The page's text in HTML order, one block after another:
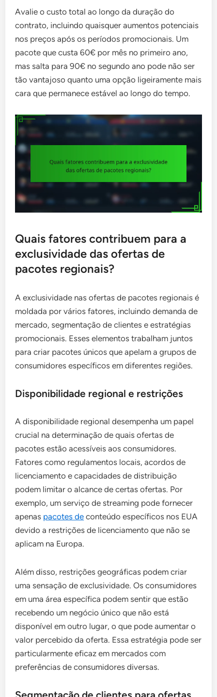
Avalie o custo total ao longo da duração do
contrato, incluindo quaisquer aumentos potenciais
nos preços após os períodos promocionais. Um
pacote que custa 60€ por mês no primeiro ano,
mas salta para 90€ no segundo ano pode não ser
tão vantajoso quanto uma opção ligeiramente mais
cara que permanece estável ao longo do tempo.
Quais fatores contribuem para a
exclusividade das ofertas de
pacotes regionais?
A exclusividade nas ofertas de pacotes regionais é
moldada por vários fatores, incluindo demanda de
mercado, segmentação de clientes e estratégias
promocionais. Esses elementos trabalham juntos
para criar pacotes únicos que apelam a grupos de
consumidores específicos em diferentes regiões.
Disponibilidade regional e restrições
A disponibilidade regional desempenha um papel
crucial na determinação de quais ofertas de
pacotes estão acessíveis aos consumidores.
Fatores como regulamentos locais, acordos de
licenciamento e capacidades de distribuição
podem limitar o alcance de certas ofertas. Por
exemplo, um serviço de streaming pode fornecer
apenas pacotes de conteúdo específicos nos EUA
devido a restrições de licenciamento que não se
aplicam na Europa.
Além disso, restrições geográficas podem criar
uma sensação de exclusividade. Os consumidores
em uma área específica podem sentir que estão
recebendo um negócio único que não está
disponível em outro lugar, o que pode aumentar o
valor percebido da oferta. Essa estratégia pode ser
particularmente eficaz em mercados com
preferências de consumidores diversas.